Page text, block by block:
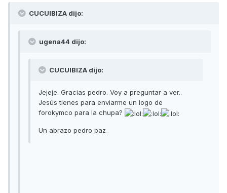
CUCUIBIZA dijo:
ugena44 dijo:
CUCUIBIZA dijo:
Jejeje. Gracias pedro. Voy a preguntar a ver..
Jesús tienes para enviarme un logo de
forokymco para la chupa?
Un abrazo pedro paz_